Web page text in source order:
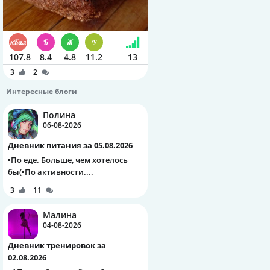
107.8 8.4 4.8 11.2 13
3
2
Интересные блоги
Полина
06-08-2026
Дневник питания за 05.08.2026
▪️По еде. Больше, чем хотелось
бы(▪️По активности....
3 11
Малина
04-08-2026
Дневник тренировок за
02.08.2026